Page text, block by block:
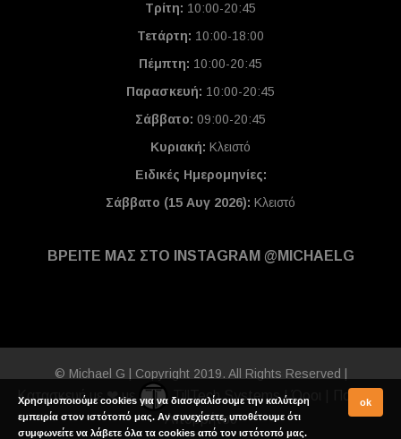
Τρίτη: 10:00-20:45
Τετάρτη: 10:00-18:00
Πέμπτη: 10:00-20:45
Παρασκευή: 10:00-20:45
Σάββατο: 09:00-20:45
Κυριακή: Κλειστό
Ειδικές Ημερομηνίες:
Σάββατο (15 Αυγ 2026): Κλειστό
ΒΡΕΙΤΕ ΜΑΣ ΣΤΟ INSTAGRAM @MICHAELG
© Michael G | Copyright 2019. All Rights Reserved |
Κατασκευή με ❤ με TillTech Systems|Όροι
Πολιτική
Απορρήτου
Χρησιμοποιούμε cookies για να διασφαλίσουμε την καλύτερη
εμπειρία στον ιστότοπό μας. Αν συνεχίσετε, υποθέτουμε ότι
συμφωνείτε να λάβετε όλα τα cookies από τον ιστότοπό μας.
ok